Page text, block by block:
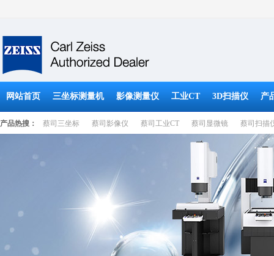
网站首页 三坐标测量机 影像测量仪 工业CT 3D扫描仪 产
产品热搜： 蔡司三坐标 蔡司影像仪 蔡司工业CT 蔡司显微镜 蔡司扫描